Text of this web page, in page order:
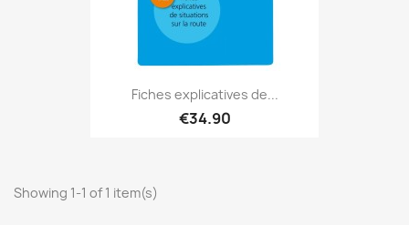
Fiches explicatives de...
€34.90
Showing 1-1 of 1 item(s)